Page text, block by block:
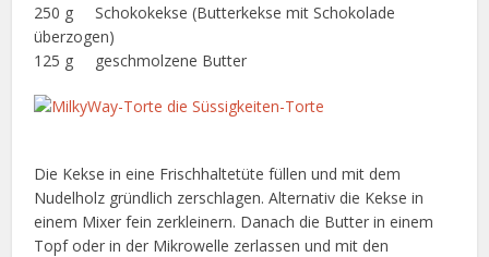
250 g Schokokekse (Butterkekse mit Schokolade
überzogen)
125 g geschmolzene Butter
Die Kekse in eine Frischhaltetüte füllen und mit dem
Nudelholz gründlich zerschlagen. Alternativ die Kekse in
einem Mixer fein zerkleinern. Danach die Butter in einem
Topf oder in der Mikrowelle zerlassen und mit den